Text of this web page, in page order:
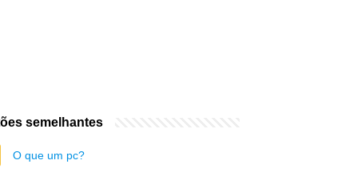
semelhantes
O que um pc?